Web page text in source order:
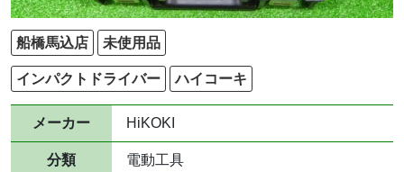
船橋馬込店 未使用品
インパクトドライバー ハイコーキ
メーカー HiKOKI
分類 電動工具